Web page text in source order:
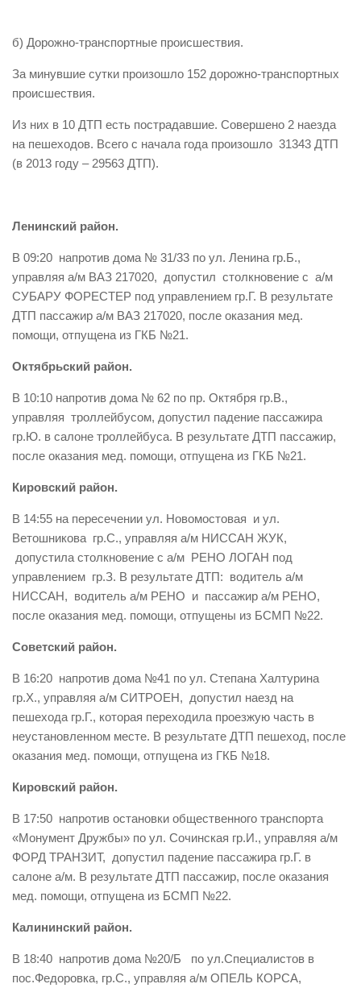
Пресс-центр
СМИ о нас
Конкурсы
Наша работа
Обращения
Контакты
Вакансии
б) Дорожно-транспортные происшествия.
За минувшие сутки произошло 152 дорожно-транспортных
происшествия.
Из них в 10 ДТП есть пострадавшие. Совершено 2 наезда
на пешеходов. Всего с начала года произошло 31343 ДТП
(в 2013 году – 29563 ДТП).
Ленинский район.
В 09:20 напротив дома № 31/33 по ул. Ленина гр.Б.,
управляя а/м ВАЗ 217020, допустил столкновение с а/м
СУБАРУ ФОРЕСТЕР под управлением гр.Г. В результате
ДТП пассажир а/м ВАЗ 217020, после оказания мед.
помощи, отпущена из ГКБ №21.
Октябрьский район.
В 10:10 напротив дома № 62 по пр. Октября гр.В.,
управляя троллейбусом, допустил падение пассажира
гр.Ю. в салоне троллейбуса. В результате ДТП пассажир,
после оказания мед. помощи, отпущена из ГКБ №21.
Кировский район.
В 14:55 на пересечении ул. Новомостовая и ул.
Ветошникова гр.С., управляя а/м НИССАН ЖУК,
допустила столкновение с а/м РЕНО ЛОГАН под
управлением гр.З. В результате ДТП: водитель а/м
НИССАН, водитель а/м РЕНО и пассажир а/м РЕНО,
после оказания мед. помощи, отпущены из БСМП №22.
Советский район.
В 16:20 напротив дома №41 по ул. Степана Халтурина
гр.Х., управляя а/м СИТРОЕН, допустил наезд на
пешехода гр.Г., которая переходила проезжую часть в
неустановленном месте. В результате ДТП пешеход, после
оказания мед. помощи, отпущена из ГКБ №18.
Кировский район.
В 17:50 напротив остановки общественного транспорта
«Монумент Дружбы» по ул. Сочинская гр.И., управляя а/м
ФОРД ТРАНЗИТ, допустил падение пассажира гр.Г. в
салоне а/м. В результате ДТП пассажир, после оказания
мед. помощи, отпущена из БСМП №22.
Калининский район.
В 18:40 напротив дома №20/Б по ул.Специалистов в
пос.Федоровка, гр.С., управляя а/м ОПЕЛЬ КОРСА,